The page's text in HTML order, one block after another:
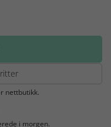
nettbutikk.
i morgen.